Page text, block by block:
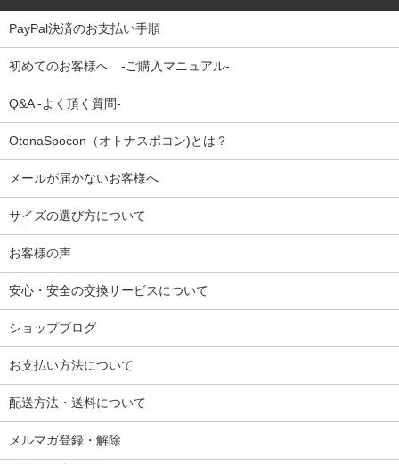
PayPal決済のお支払い手順
初めてのお客様へ -ご購入マニュアル-
Q&A -よく頂く質問-
OtonaSpocon（オトナスポコン)とは？
メールが届かないお客様へ
サイズの選び方について
お客様の声
安心・安全の交換サービスについて
ショップブログ
お支払い方法について
配送方法・送料について
メルマガ登録・解除